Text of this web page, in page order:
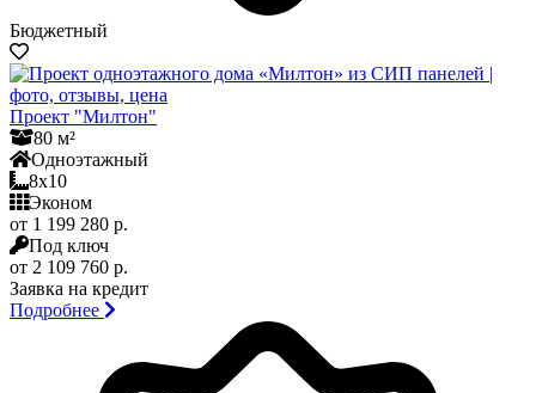
Бюджетный
Проект "Милтон"
80 м²
Одноэтажный
8x10
Эконом
от 1 199 280 р.
Под ключ
от 2 109 760 р.
Заявка на кредит
Подробнее